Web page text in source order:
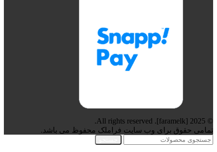
© 2025 [faramelk]. All rights reserved.
تمامی حقوق برای وب سایت فراملک محفوظ می باشد.